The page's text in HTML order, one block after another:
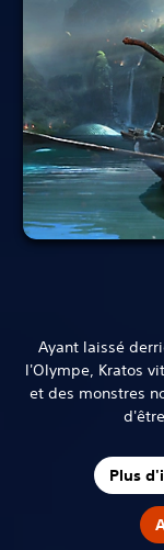
Ayant laissé
l'Olympe, Kratos
et des monstres
Plus